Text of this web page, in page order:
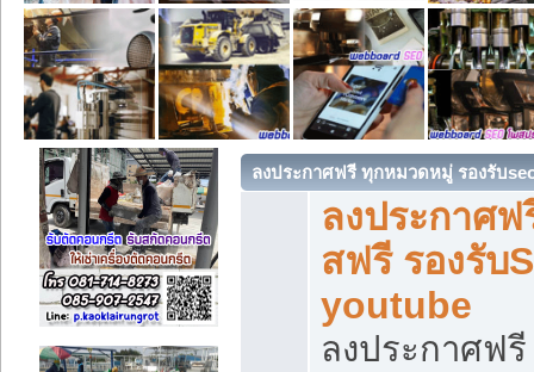
ลงประกาศฟรี ทุกหมวดหมู่ รองรับ
ลงประกาศ
สฟรี รองรับ
youtube
ลงประกาศฟ